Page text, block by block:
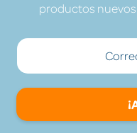
productos nuevos